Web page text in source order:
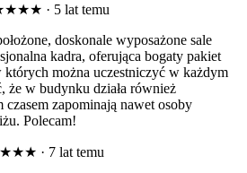
· 5 lat temu
doskonale wyposażone sale
kadra, oferująca bogaty pakiet
można uczestniczyć w każdym
że w budynku działa również
czasem zapominają nawet osoby
Polecam!
· 7 lat temu